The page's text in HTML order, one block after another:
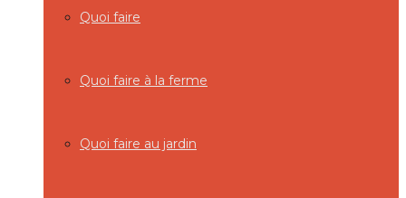
Quoi faire
Quoi faire à la ferme
Quoi faire au jardin